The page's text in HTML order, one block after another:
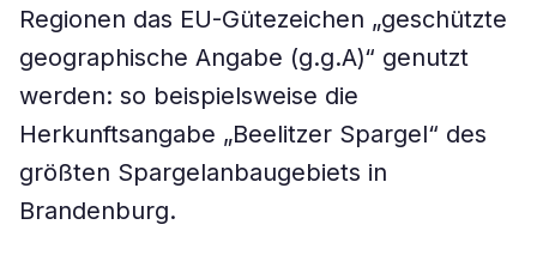
Regionen das EU-Gütezeichen „geschützte
geographische Angabe (g.g.A)“ genutzt
werden: so beispielsweise die
Herkunftsangabe „Beelitzer Spargel“ des
größten Spargelanbaugebiets in
Brandenburg.